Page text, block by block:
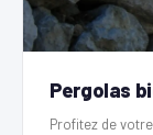
Pergolas
Profitez de